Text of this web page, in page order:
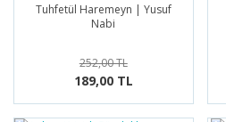
Tuhfetül Haremeyn | Yusuf
Nabi
252,00 TL
189,00 TL